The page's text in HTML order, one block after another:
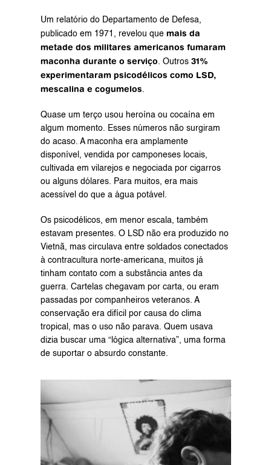
Um relatório do Departamento de Defesa,
publicado em 1971, revelou que mais da
metade dos militares americanos fumaram
maconha durante o serviço. Outros 31%
experimentaram psicodélicos como LSD,
mescalina e cogumelos.
Quase um terço usou heroína ou cocaína em
algum momento. Esses números não surgiram
do acaso. A maconha era amplamente
disponível, vendida por camponeses locais,
cultivada em vilarejos e negociada por cigarros
ou alguns dólares. Para muitos, era mais
acessível do que a água potável.
Os psicodélicos, em menor escala, também
estavam presentes. O LSD não era produzido no
Vietnã, mas circulava entre soldados conectados
à contracultura norte-americana, muitos já
tinham contato com a substância antes da
guerra. Cartelas chegavam por carta, ou eram
passadas por companheiros veteranos. A
conservação era difícil por causa do clima
tropical, mas o uso não parava. Quem usava
dizia buscar uma “lógica alternativa”, uma forma
de suportar o absurdo constante.